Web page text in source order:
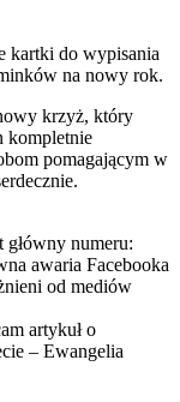
kartki do wypisania
na nowy rok.
krzyż, który
kompletnie
pomagającym w
numeru:
awaria Facebooka
od mediów
artykuł o
– Ewangelia